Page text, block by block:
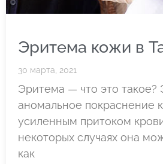
Эритема кожи в
30 марта, 2021
Эритема — что это
аномальное покраснение
усиленным притоком
некоторых случаях она
как